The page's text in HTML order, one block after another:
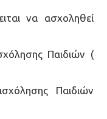
να ασχοληθεί
Παιδιών (
Παιδιών